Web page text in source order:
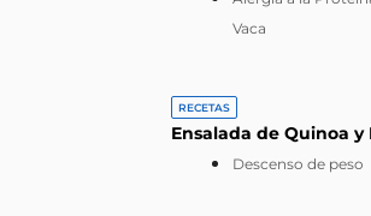
Vaca
RECETAS
Ensalada de Quinoa y
Descenso de peso